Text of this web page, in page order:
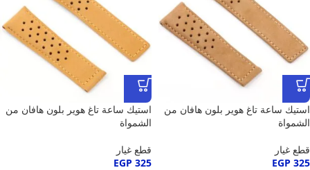
استيك ساعة تاغ هوير بلون هافان من
الشمواة
قطع غيار
EGP 325
استيك ساعة تاغ هوير بلون هافان من
الشمواة
قطع غيار
EGP 325